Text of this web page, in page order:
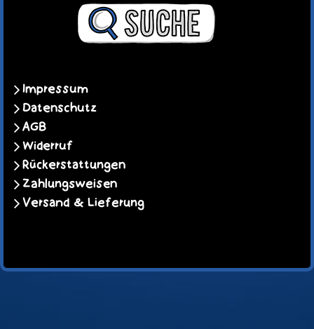
Impressum
Datenschutz
AGB
Widerruf
Rückerstattungen
Zahlungsweisen
Versand & Lieferung